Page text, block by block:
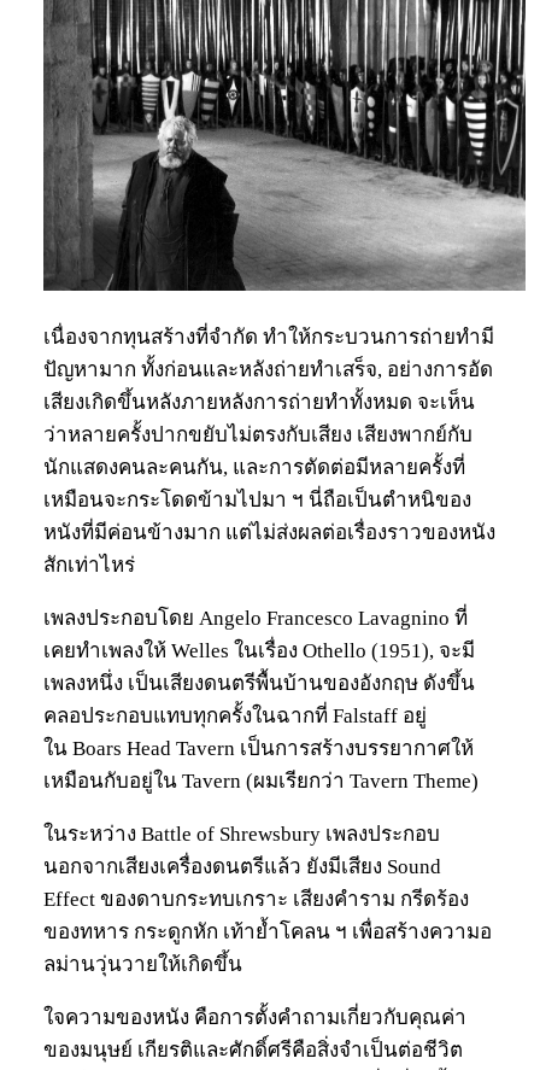
เนื่องจากทุนสร้างที่จำกัด ทำให้กระบวนการถ่ายทำมี
ปัญหามาก ทั้งก่อนและหลังถ่ายทำเสร็จ, อย่างการอัด
เสียงเกิดขึ้นหลังภายหลังการถ่ายทำทั้งหมด จะเห็น
ว่าหลายครั้งปากขยับไม่ตรงกับเสียง เสียงพากย์กับ
นักแสดงคนละคนกัน, และการตัดต่อมีหลายครั้งที่
เหมือนจะกระโดดข้ามไปมา ฯ นี่ถือเป็นตำหนิของ
หนังที่มีค่อนข้างมาก แต่ไม่ส่งผลต่อเรื่องราวของหนัง
สักเท่าไหร่
เพลงประกอบโดย Angelo Francesco Lavagnino ที่
เคยทำเพลงให้ Welles ในเรื่อง Othello (1951), จะมี
เพลงหนึ่ง เป็นเสียงดนตรีพื้นบ้านของอังกฤษ ดังขึ้น
คลอประกอบแทบทุกครั้งในฉากที่ Falstaff อยู่
ใน Boars Head Tavern เป็นการสร้างบรรยากาศให้
เหมือนกับอยู่ใน Tavern (ผมเรียกว่า Tavern Theme)
ในระหว่าง Battle of Shrewsbury เพลงประกอบ
นอกจากเสียงเครื่องดนตรีแล้ว ยังมีเสียง Sound
Effect ของดาบกระทบเกราะ เสียงคำราม กรีดร้อง
ของทหาร กระดูกหัก เท้าย้ำโคลน ฯ เพื่อสร้างความอ
ลม่านวุ่นวายให้เกิดขึ้น
ใจความของหนัง คือการตั้งคำถามเกี่ยวกับคุณค่า
ของมนุษย์ เกียรติและศักดิ์ศรีคือสิ่งจำเป็นต่อชีวิต